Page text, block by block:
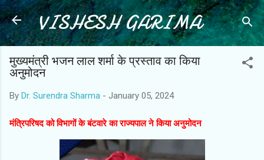
Skip to main content
VISHESH GARIMA
मुख्यमंत्री भजन लाल शर्मा के प्रस्ताव का किया
अनुमोदन
By Dr. Surendra Sharma - January 05, 2024
मंत्रिपरिषद को विभागों के बंटवारे का राज्यपाल ने किया अनुमोदन